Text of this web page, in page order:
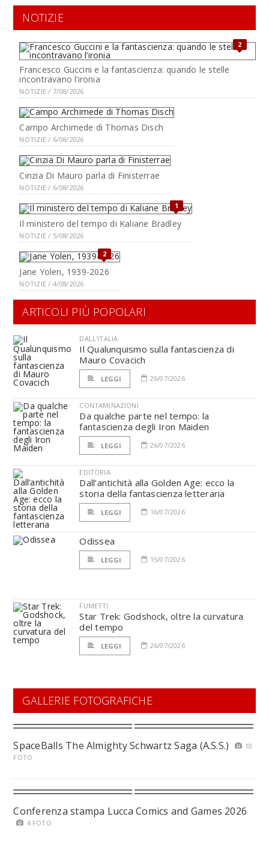
NOTIZIE
2
Francesco Guccini e la fantascienza: quando le stelle
incontravano l’ironia
NOTIZIE / 7/08/2026
Campo Archimede di Thomas Disch
NOTIZIE / 6/08/2026
Cinzia Di Mauro parla di Finisterrae
NOTIZIE / 6/08/2026
1
Il ministero del tempo di Kaliane Bradley
NOTIZIE / 5/08/2026
2
Jane Yolen, 1939-2026
NOTIZIE / 4/08/2026
ARTICOLI PIÙ POPOLARI
DALL'ITALIA
Il Qualunquismo sulla fantascienza di
Mauro Covacich
LEGGI 26/07/2026
CONTAMINAZIONI
Da qualche parte nel tempo: la
fantascienza degli Iron Maiden
LEGGI 26/07/2026
EDITORIA
Dall’antichità alla Golden Age: ecco la
storia della fantascienza letteraria
LEGGI 16/07/2026
Odissea
LEGGI 15/07/2026
FUMETTI
Star Trek: Godshock, oltre la curvatura
del tempo
LEGGI 26/07/2026
GALLERIE FOTOGRAFICHE
SpaceBalls The Almighty Schwartz Saga (A.S.S.)
10
FOTO
Conferenza stampa Lucca Comics and Games 2026
4 FOTO